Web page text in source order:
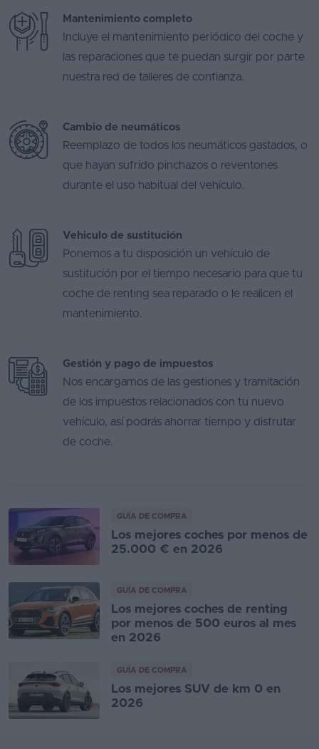
Mantenimiento completo
Incluye el mantenimiento periódico del coche y
las reparaciones que te puedan surgir por parte
nuestra red de talleres de confianza.
Cambio de neumáticos
Reemplazo de todos los neumáticos gastados, o
que hayan sufrido pinchazos o reventones
durante el uso habitual del vehículo.
Vehiculo de sustitución
Ponemos a tu disposición un vehículo de
sustitución por el tiempo necesario para que tu
coche de renting sea reparado o le realicen el
mantenimiento.
Gestión y pago de impuestos
Nos encargamos de las gestiones y tramitación
de los impuestos relacionados con tu nuevo
vehículo, así podrás ahorrar tiempo y disfrutar
de coche.
GUÍA DE COMPRA
Los mejores coches por menos de
25.000 € en 2026
GUÍA DE COMPRA
Los mejores coches de renting
por menos de 500 euros al mes
en 2026
GUÍA DE COMPRA
Los mejores SUV de km 0 en
2026